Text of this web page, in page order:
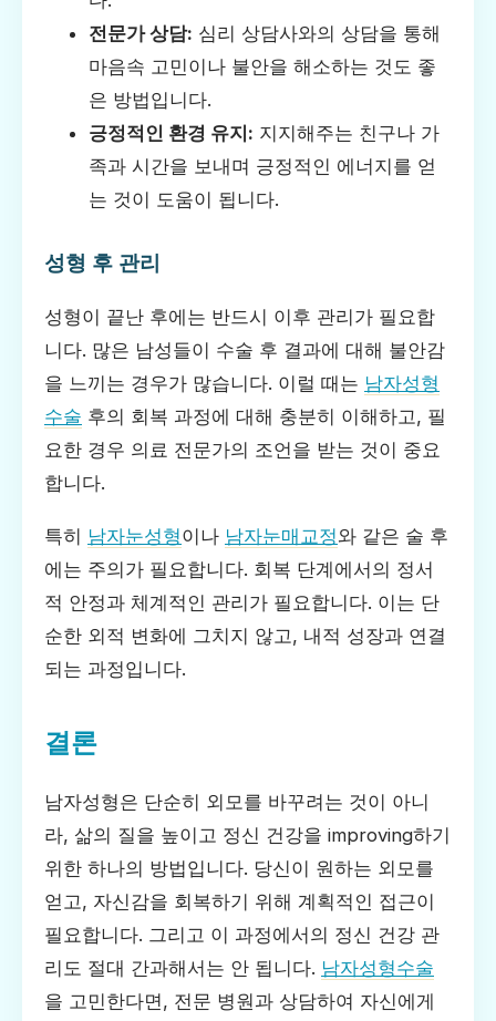
전문가 상담: 심리 상담사와의 상담을 통해
마음속 고민이나 불안을 해소하는 것도 좋
은 방법입니다.
긍정적인 환경 유지: 지지해주는 친구나 가
족과 시간을 보내며 긍정적인 에너지를 얻
는 것이 도움이 됩니다.
성형 후 관리
성형이 끝난 후에는 반드시 이후 관리가 필요합
니다. 많은 남성들이 수술 후 결과에 대해 불안감
을 느끼는 경우가 많습니다. 이럴 때는 남자성형
수술 후의 회복 과정에 대해 충분히 이해하고, 필
요한 경우 의료 전문가의 조언을 받는 것이 중요
합니다.
특히 남자눈성형이나 남자눈매교정와 같은 술 후
에는 주의가 필요합니다. 회복 단계에서의 정서
적 안정과 체계적인 관리가 필요합니다. 이는 단
순한 외적 변화에 그치지 않고, 내적 성장과 연결
되는 과정입니다.
결론
남자성형은 단순히 외모를 바꾸려는 것이 아니
라, 삶의 질을 높이고 정신 건강을 improving하기
위한 하나의 방법입니다. 당신이 원하는 외모를
얻고, 자신감을 회복하기 위해 계획적인 접근이
필요합니다. 그리고 이 과정에서의 정신 건강 관
리도 절대 간과해서는 안 됩니다. 남자성형수술
을 고민한다면, 전문 병원과 상담하여 자신에게